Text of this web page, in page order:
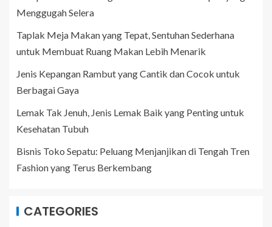
Menggugah Selera
Taplak Meja Makan yang Tepat, Sentuhan Sederhana
untuk Membuat Ruang Makan Lebih Menarik
Jenis Kepangan Rambut yang Cantik dan Cocok untuk
Berbagai Gaya
Lemak Tak Jenuh, Jenis Lemak Baik yang Penting untuk
Kesehatan Tubuh
Bisnis Toko Sepatu: Peluang Menjanjikan di Tengah Tren
Fashion yang Terus Berkembang
CATEGORIES